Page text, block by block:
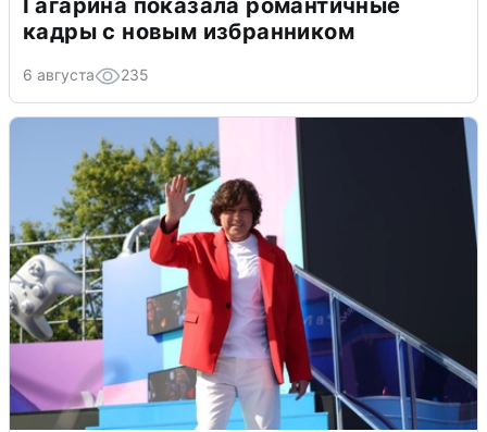
кадры с новым избранником
6 августа 235